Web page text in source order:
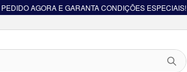
AGORA E GARANTA CONDIÇÕES ESPECIAIS!